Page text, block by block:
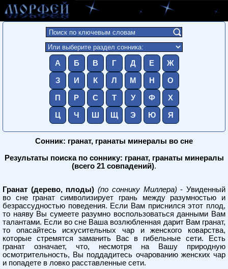
А Б В Г Д Е Ж
З И К Л М Н О
П Р С Т У Ф Х
Ц Ч Ш Щ Э Ю Я
Сонник: гранат, гранаты минералы во сне
Результаты поиска по соннику: гранат, гранаты минералы
(всего 21 совпадений).
Гранат (дерево, плоды) (по соннику Миллера) - Увиденный
во сне гранат символизирует грань между разумностью и
безрассудностью поведения. Если Вам приснился этот плод,
то наяву Вы сумеете разумно воспользоваться данными Вам
талантами. Если во сне Ваша возлюбленная дарит Вам гранат,
то опасайтесь искусительных чар и женского коварства,
которые стремятся заманить Вас в гибельные сети. Есть
гранат означает, что, несмотря на Вашу природную
осмотрительность, Вы поддадитесь очарованию женских чар
и попадете в ловко расставленные сети.